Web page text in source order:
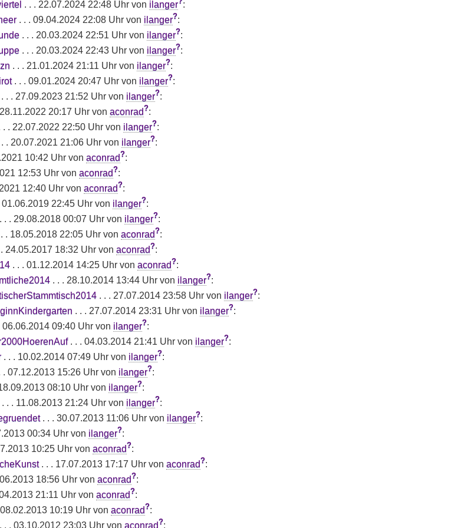
. . . 22.07.2024 22:48 Uhrvon ilanger :
. . . 09.04.2024 22:08 Uhrvon ilanger?:
. . . 20.03.2024 22:51 Uhrvon ilanger?:
. . . 20.03.2024 22:43 Uhrvon ilanger?:
. . . 21.01.2024 21:11 Uhrvon ilanger?:
. . . 09.01.2024 20:47 Uhrvon ilanger?:
. . . 27.09.2023 21:52 Uhrvon ilanger?:
20:17 Uhr von aconrad?:
. 22.07.2022 22:50 Uhr von ilanger?:
. . 20.07.2021 21:06 Uhr von ilanger?:
10:42 Uhr von aconrad?:
12:53 Uhr von aconrad?:
12:40 Uhr von aconrad?:
22:45 Uhr von ilanger?:
. . 29.08.2018 00:07 Uhr von ilanger?:
. . 18.05.2018 22:05 Uhr von aconrad?:
24.05.2017 18:32 Uhr von aconrad?:
. . . 01.12.2014 14:25 Uhr von aconrad?:
. . . 28.10.2014 13:44 Uhr von ilanger?:
. . . 27.07.2014 23:58 Uhr von ilanger?:
. . . 27.07.2014 23:31 Uhr von ilanger?:
09:40 Uhr von ilanger?:
. . . 04.03.2014 21:41 Uhr von ilanger?:
. . . 10.02.2014 07:49 Uhr von ilanger?:
07.12.2013 15:26 Uhr von ilanger?:
08:10 Uhr von ilanger?:
. . 11.08.2013 21:24 Uhr von ilanger?:
. . . 30.07.2013 11:06 Uhr von ilanger?:
00:34 Uhr von ilanger?:
10:25 Uhr von aconrad?:
. . . 17.07.2013 17:17 Uhr von aconrad?:
18:56 Uhr von aconrad?:
21:11 Uhr von aconrad?:
10:19 Uhr von aconrad?:
. . . 03.10.2012 23:03 Uhr von aconrad?: